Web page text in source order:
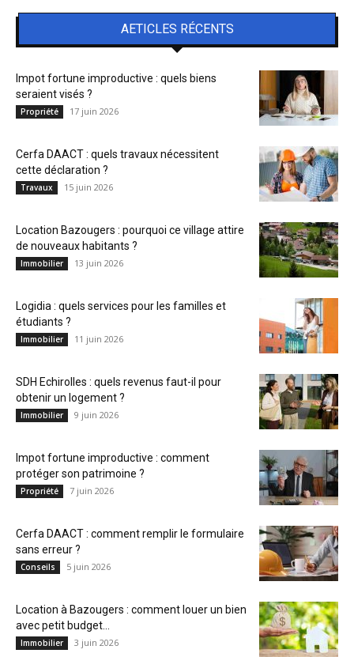
AETICLES RÉCENTS
Impot fortune improductive : quels biens
seraient visés ?
Propriété 17 juin 2026
Cerfa DAACT : quels travaux nécessitent
cette déclaration ?
Travaux 15 juin 2026
Location Bazougers : pourquoi ce village attire
de nouveaux habitants ?
Immobilier 13 juin 2026
Logidia : quels services pour les familles et
étudiants ?
Immobilier 11 juin 2026
SDH Echirolles : quels revenus faut-il pour
obtenir un logement ?
Immobilier 9 juin 2026
Impot fortune improductive : comment
protéger son patrimoine ?
Propriété 7 juin 2026
Cerfa DAACT : comment remplir le formulaire
sans erreur ?
Conseils 5 juin 2026
Location à Bazougers : comment louer un bien
avec petit budget...
Immobilier 3 juin 2026